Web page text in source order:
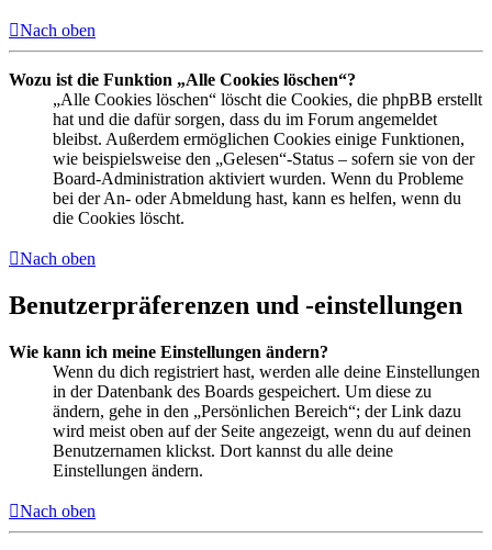
Nach oben
Wozu ist die Funktion „Alle Cookies löschen“?
„Alle Cookies löschen“ löscht die Cookies, die phpBB erstellt
hat und die dafür sorgen, dass du im Forum angemeldet
bleibst. Außerdem ermöglichen Cookies einige Funktionen,
wie beispielsweise den „Gelesen“-Status – sofern sie von der
Board-Administration aktiviert wurden. Wenn du Probleme
bei der An- oder Abmeldung hast, kann es helfen, wenn du
die Cookies löscht.
Nach oben
Benutzerpräferenzen und -einstellungen
Wie kann ich meine Einstellungen ändern?
Wenn du dich registriert hast, werden alle deine Einstellungen
in der Datenbank des Boards gespeichert. Um diese zu
ändern, gehe in den „Persönlichen Bereich“; der Link dazu
wird meist oben auf der Seite angezeigt, wenn du auf deinen
Benutzernamen klickst. Dort kannst du alle deine
Einstellungen ändern.
Nach oben